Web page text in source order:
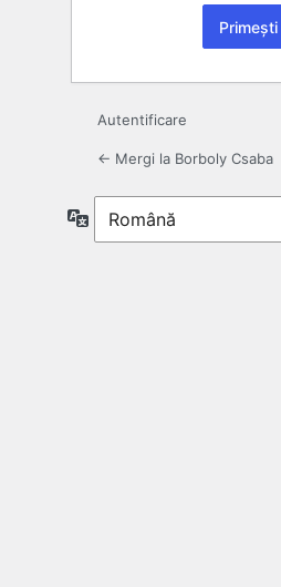
Autentificare
← Mergi la Borboly Csaba
Limbă